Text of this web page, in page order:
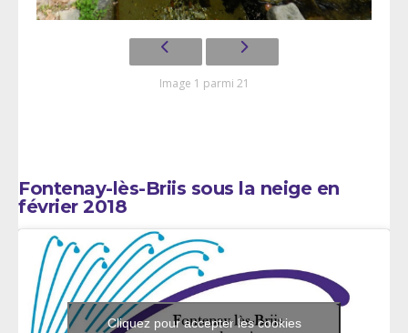
Image 1 parmi 21
Fontenay-lès-Briis sous la neige en
février 2018
Cliquez pour accepter les cookies